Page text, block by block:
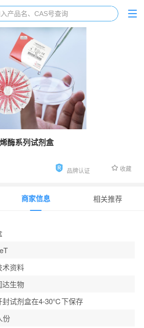
酶系列试剂盒
品牌认证 收藏
商家信息 相关推荐
术资料
达生物
封试剂盒在4-30℃下保存
份